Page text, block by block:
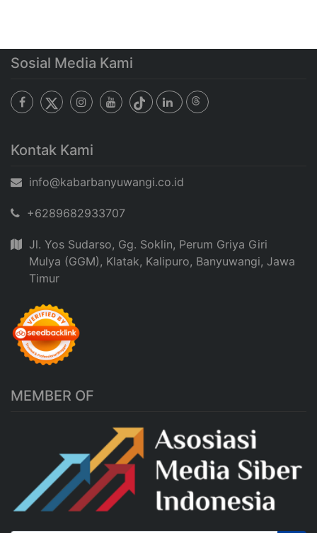
Sosial Media Kami
Kontak Kami
info@kabarbanyuwangi.co.id
+6289682933707
Jl. Yos Sudarso, Gg. Soklin, Perum Griya Giri
Mulya (GGM), Klatak, Kalipuro, Banyuwangi, Jawa
Timur
MEMBER OF